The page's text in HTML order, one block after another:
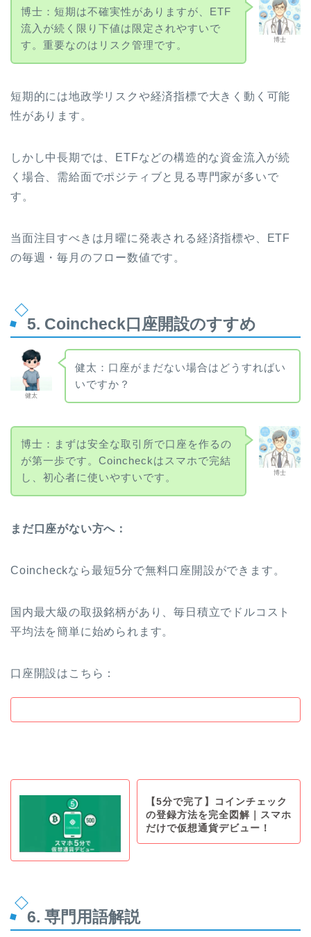
博士
博士：短期は不確実性がありますが、ETF
流入が続く限り下値は限定されやすいで
す。重要なのはリスク管理です。
短期的には地政学リスクや経済指標で大きく動く可能
性があります。
しかし中長期では、ETFなどの構造的な資金流入が続
く場合、需給面でポジティブと見る専門家が多いで
す。
当面注目すべきは月曜に発表される経済指標や、ETF
の毎週・毎月のフロー数値です。
5. Coincheck口座開設のすすめ
健太
健太：口座がまだない場合はどうすればい
いですか？
博士
博士：まずは安全な取引所で口座を作るの
が第一歩です。Coincheckはスマホで完結
し、初心者に使いやすいです。
まだ口座がない方へ：
Coincheckなら最短5分で無料口座開設ができます。
国内最大級の取扱銘柄があり、毎日積立でドルコスト
平均法を簡単に始められます。
口座開設はこちら：
【5分で完了】コインチェック
の登録方法を完全図解｜スマホ
だけで仮想通貨デビュー！
6. 専門用語解説